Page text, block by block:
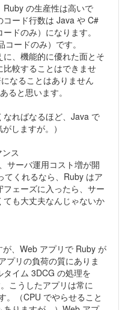
の生産性は高いで
ード行数は Java や C#
ドのみ）になります。
ードのみ）です。
、機能的に優れた面とそ
比較することはできませ
なることはありません
ると思います。
なればなるほど、Java で
しますが。）
ス
サーバ運用コスト増が開
てくれるなら、Ruby はア
ェーズに入ったら、サー
も大丈夫なんじゃないか
、Web アプリで Ruby が
プリの負荷の質にありま
イム 3DCG の処理を
こうしたアプリは常に
。（CPU でやらせること